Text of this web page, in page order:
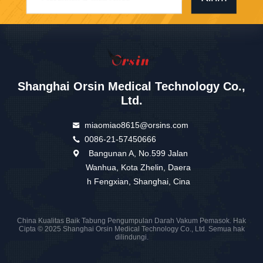
Shanghai Orsin Medical Technology Co.,
Ltd.
miaomiao8615@orsins.com
0086-21-57450666
Bangunan A, No.599 Jalan
Wanhua, Kota Zhelin, Daera
h Fengxian, Shanghai, Cina
China Kualitas Baik Tabung Pengumpulan Darah Vakum Pemasok. Hak
Cipta © 2025 Shanghai Orsin Medical Technology Co., Ltd. Semua hak
dilindungi.